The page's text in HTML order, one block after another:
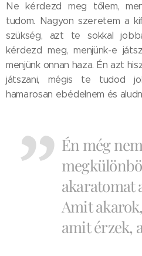
Ne kérdezd meg tőlem,
tudom. Nagyon szeretem a
szükség, azt te sokkal
kérdezd meg, menjünk-e
menjünk onnan haza. Én azt
játszani, mégis te tudod
hamarosan ebédelnem és
Én még
akaratomat
Amit
amit érzek,